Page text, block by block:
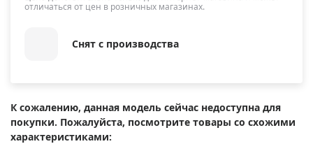
отличаться от цен в розничных магазинах.
Снят с производства
К сожалению, данная модель сейчас недоступна для
покупки. Пожалуйста, посмотрите товары со схожими
характеристиками: